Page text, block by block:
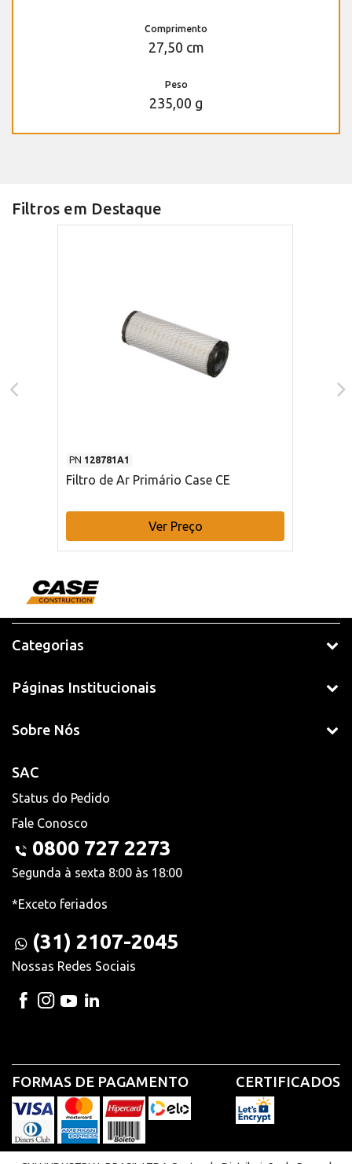
Comprimento
27,50 cm
Peso
235,00 g
Filtros em Destaque
PN 128781A1
Filtro de Ar Primário Case CE
Ver Preço
Categorias
Páginas Institucionais
Sobre Nós
SAC
Status do Pedido
Fale Conosco
0800 727 2273
Segunda à sexta 8:00 às 18:00
*Exceto feriados
(31) 2107-2045
Nossas Redes Sociais
FORMAS DE PAGAMENTO CERTIFICADOS